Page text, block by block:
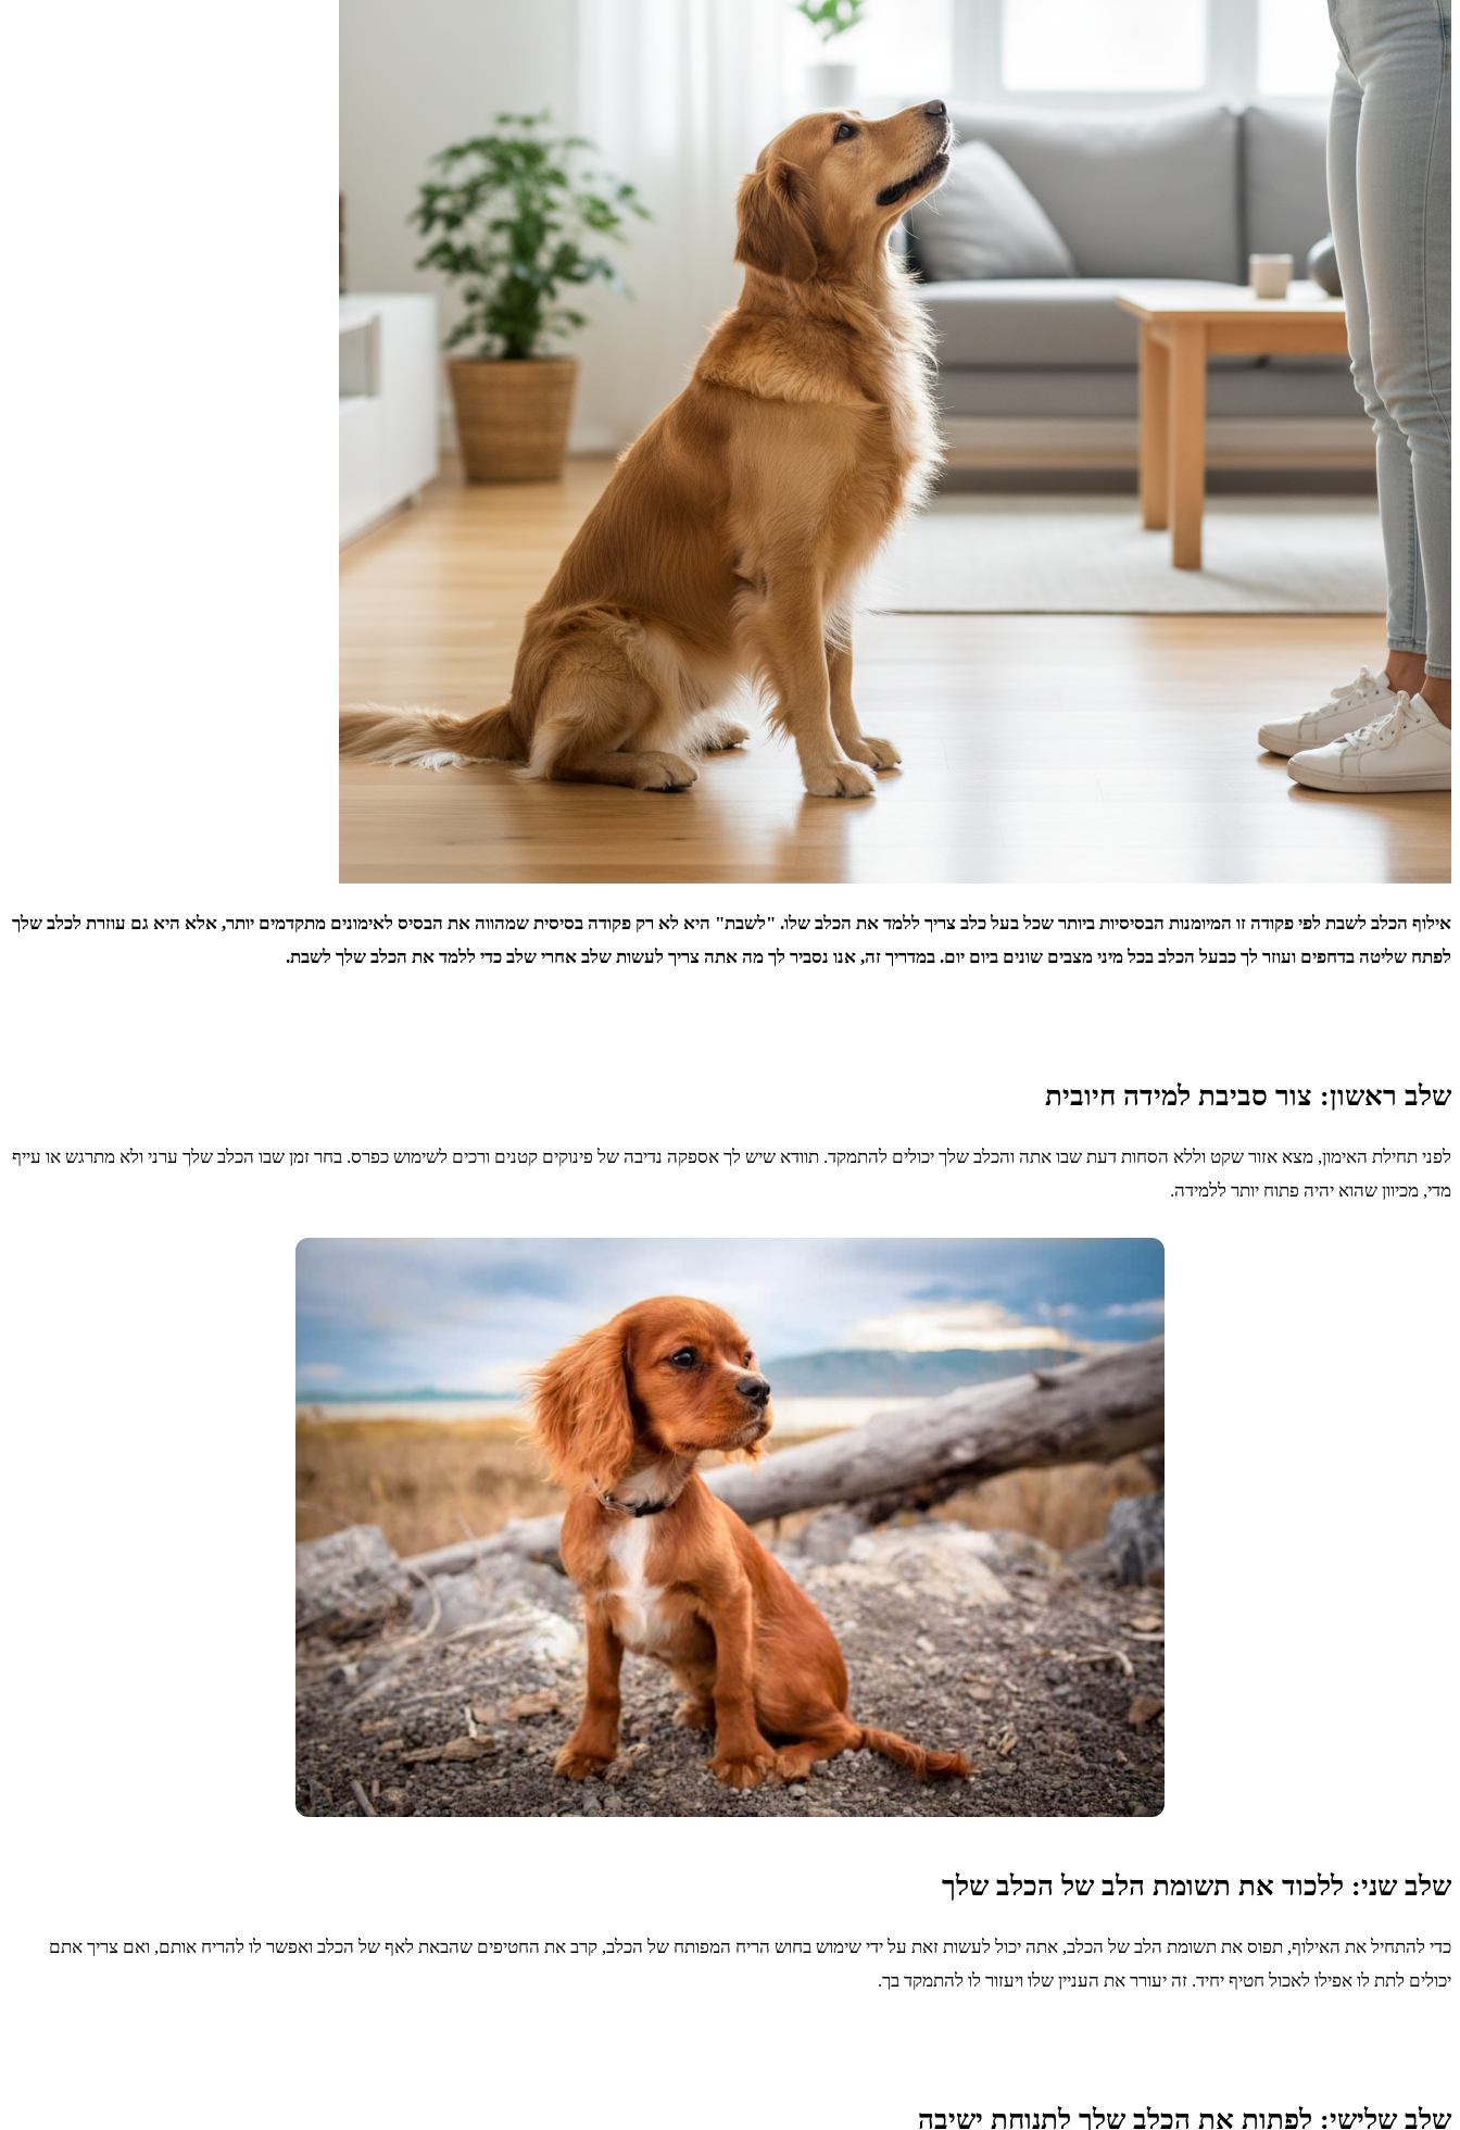
אילוף הכלב לשבת לפי פקודה זו המיומנות הבסיסיות ביותר שכל בעל כלב צריך ללמד את הכלב שלו. "לשבת" היא לא רק פקודה בסיסית שמהווה את הבסיס לאימונים מתקדמים יותר, אלא היא גם עוזרת לכלב שלך
לפתח שליטה בדחפים ועוזר לך כבעל הכלב בכל מיני מצבים שונים ביום יום. במדריך זה, אנו נסביר לך מה אתה צריך לעשות שלב אחרי שלב כדי ללמד את הכלב שלך לשבת.
שלב ראשון: צור סביבת למידה חיובית
לפני תחילת האימון, מצא אזור שקט וללא הסחות דעת שבו אתה והכלב שלך יכולים להתמקד. תוודא שיש לך אספקה ​​נדיבה של פינוקים קטנים ורכים לשימוש כפרס. בחר זמן שבו הכלב שלך ערני ולא מתרגש או עייף
מדי, מכיוון שהוא יהיה פתוח יותר ללמידה.
שלב שני: ללכוד את תשומת הלב של הכלב שלך
כדי להתחיל את האילוף, תפוס את תשומת הלב של הכלב, אתה יכול לעשות זאת על ידי שימוש בחוש הריח המפותח של הכלב, קרב את החטיפים שהבאת לאף של הכלב ואפשר לו להריח אותם, ואם צריך אתם
יכולים לתת לו אפילו לאכול חטיף יחיד. זה יעורר את העניין שלו ויעזור לו להתמקד בך.
שלב שלישי: לפתות את הכלב שלך לתנוחת ישיבה